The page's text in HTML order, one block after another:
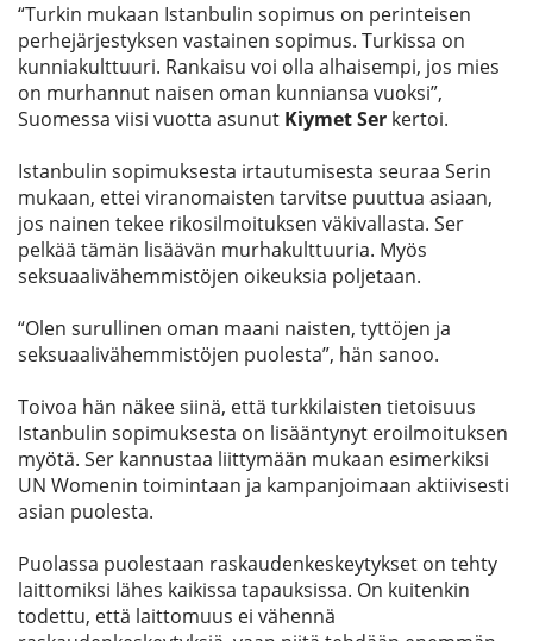
“Turkin mukaan Istanbulin sopimus on perinteisen
perhejärjestyksen vastainen sopimus. Turkissa on
kunniakulttuuri. Rankaisu voi olla alhaisempi, jos mies
on murhannut naisen oman kunniansa vuoksi”,
Suomessa viisi vuotta asunut Kiymet Ser kertoi.
Istanbulin sopimuksesta irtautumisesta seuraa Serin
mukaan, ettei viranomaisten tarvitse puuttua asiaan,
jos nainen tekee rikosilmoituksen väkivallasta. Ser
pelkää tämän lisäävän murhakulttuuria. Myös
seksuaalivähemmistöjen oikeuksia poljetaan.
“Olen surullinen oman maani naisten, tyttöjen ja
seksuaalivähemmistöjen puolesta”, hän sanoo.
Toivoa hän näkee siinä, että turkkilaisten tietoisuus
Istanbulin sopimuksesta on lisääntynyt eroilmoituksen
myötä. Ser kannustaa liittymään mukaan esimerkiksi
UN Womenin toimintaan ja kampanjoimaan aktiivisesti
asian puolesta.
Puolassa puolestaan raskaudenkeskeytykset on tehty
laittomiksi lähes kaikissa tapauksissa. On kuitenkin
todettu, että laittomuus ei vähennä